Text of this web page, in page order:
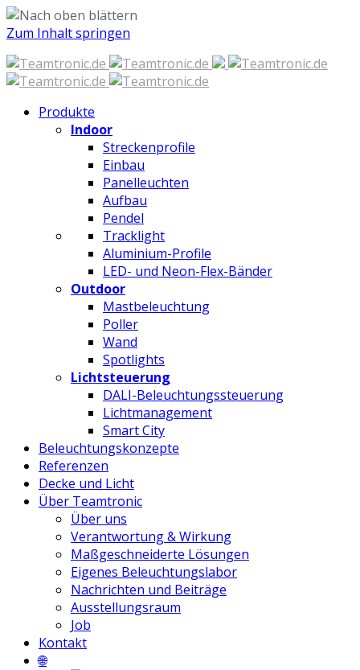
Zum Inhalt springen
Produkte
Indoor
Streckenprofile
Einbau
Panelleuchten
Aufbau
Pendel
Tracklight
Aluminium-Profile
LED- und Neon-Flex-Bänder
Outdoor
Mastbeleuchtung
Poller
Wand
Spotlights
Lichtsteuerung
DALI-Beleuchtungssteuerung
Lichtmanagement
Smart City
Beleuchtungskonzepte
Referenzen
Decke und Licht
Über Teamtronic
Über uns
Verantwortung & Wirkung
Maßgeschneiderte Lösungen
Eigenes Beleuchtungslabor
Nachrichten und Beiträge
Ausstellungsraum
Job
Kontakt
🌐